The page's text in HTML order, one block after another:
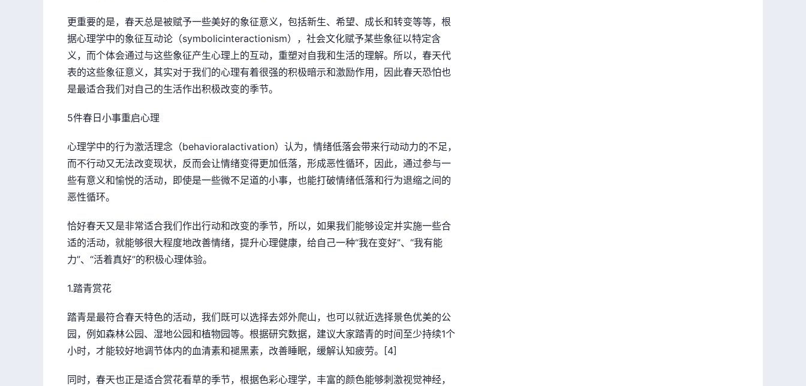
更重要的是，春天总是被赋予一些美好的象征意义，包括新生、希望、成长和转变等等，根
据心理学中的象征互动论（symbolicinteractionism），社会文化赋予某些象征以特定含
义，而个体会通过与这些象征产生心理上的互动，重塑对自我和生活的理解。所以，春天代
表的这些象征意义，其实对于我们的心理有着很强的积极暗示和激励作用，因此春天恐怕也
是最适合我们对自己的生活作出积极改变的季节。
5件春日小事重启心理
心理学中的行为激活理念（behavioralactivation）认为，情绪低落会带来行动动力的不足，
而不行动又无法改变现状，反而会让情绪变得更加低落，形成恶性循环，因此，通过参与一
些有意义和愉悦的活动，即使是一些微不足道的小事，也能打破情绪低落和行为退缩之间的
恶性循环。
恰好春天又是非常适合我们作出行动和改变的季节，所以，如果我们能够设定并实施一些合
适的活动，就能够很大程度地改善情绪，提升心理健康，给自己一种“我在变好”、“我有能
力”、“活着真好”的积极心理体验。
1.踏青赏花
踏青是最符合春天特色的活动，我们既可以选择去郊外爬山，也可以就近选择景色优美的公
园，例如森林公园、湿地公园和植物园等。根据研究数据，建议大家踏青的时间至少持续1个
小时，才能较好地调节体内的血清素和褪黑素，改善睡眠，缓解认知疲劳。[4]
同时，春天也正是适合赏花看草的季节，根据色彩心理学，丰富的颜色能够刺激视觉神经，